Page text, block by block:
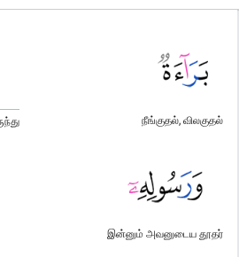
நீங்குதல், விலகுதல்
இன்னும் அவனுடைய தூதர்